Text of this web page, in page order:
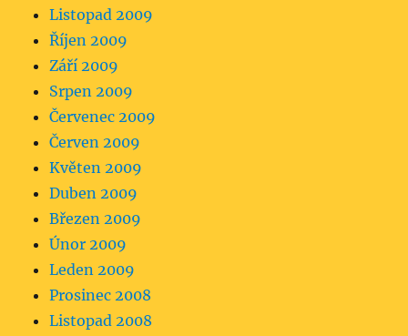
Listopad 2009
Říjen 2009
Září 2009
Srpen 2009
Červenec 2009
Červen 2009
Květen 2009
Duben 2009
Březen 2009
Únor 2009
Leden 2009
Prosinec 2008
Listopad 2008